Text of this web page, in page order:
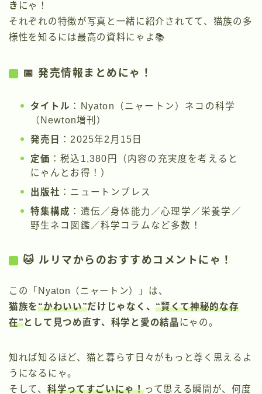
き にゃ！
それぞれの特徴が写真と一緒に紹介されてて、猫族の多
様性を知るには最高の資料にゃよ📚
📅 発売情報まとめにゃ！
タイトル ：Nyaton（ニャートン）ネコの科学
（Newton増刊）
発売日
：2025年2月15日
定価 ：税込1,380円（内容の充実度を考えると
にゃんとお得！）
出版社 ：ニュートンプレス
特集構成 ：遺伝／身体能力／心理学／栄養学／
野生ネコ図鑑／科学コラムなど多数！
🐱 ルリマからのおすすめコメントにゃ！
この「Nyaton（ニャートン）」は、
猫族を“かわいい”だけじゃなく、“賢くて神秘的な存
在”として見つめ直す、科学と愛の結晶 にゃの。
知れば知るほど、猫と暮らす日々がもっと尊く思えるよ
うになるにゃ。
そして、 科学ってすごいにゃ！って思える瞬間が、何度